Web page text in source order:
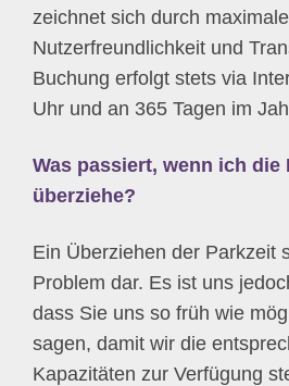
zeichnet sich durch maximale
Nutzerfreundlichkeit und
Buchung erfolgt stets via
Uhr und an 365 Tagen im
Was passiert, wenn ich die
überziehe?
Ein Überziehen der Parkzeit
Problem dar. Es ist uns
dass Sie uns so früh wie
sagen, damit wir die
Kapazitäten zur Verfügung